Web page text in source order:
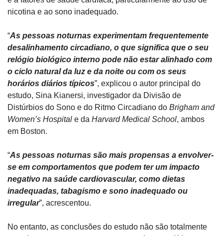
nicotina e ao sono inadequado.
“As pessoas noturnas experimentam frequentemente
desalinhamento circadiano, o que significa que o seu
relógio biológico interno pode não estar alinhado com
o ciclo natural da luz e da noite ou com os seus
horários diários típicos”, explicou o autor principal do
estudo, Sina Kianersi, investigador da Divisão de
Distúrbios do Sono e do Ritmo Circadiano do Brigham and
Women’s Hospital e da Harvard Medical School, ambos
em Boston.
“As pessoas noturnas são mais propensas a envolver-
se em comportamentos que podem ter um impacto
negativo na saúde cardiovascular, como dietas
inadequadas, tabagismo e sono inadequado ou
irregular”, acrescentou.
No entanto, as conclusões do estudo não são totalmente